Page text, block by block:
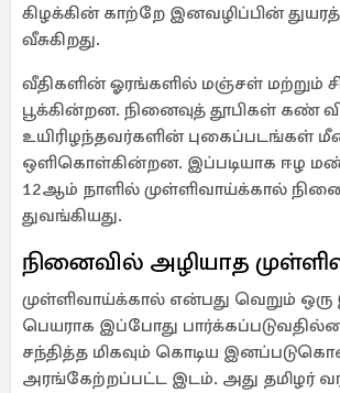
கிழக்கின் காற்றே இனவழிப்பின்
வீசுகிறது.
வீதிகளின் ஓரங்களில் மஞ்சள் மற்றும்
பூக்கின்றன. நினைவுத் தூபிகள் கண்
உயிரிழந்தவர்களின் புகைப்படங்கள்
ஒளிகொள்கின்றன. இப்படியாக ஈழ
12ஆம் நாளில் முள்ளிவாய்க்கால்
துவங்கியது.
நினைவில் அழியாத
முள்ளிவாய்க்கால் என்பது வெறும்
பெயராக இப்போது
சந்தித்த மிகவும் கொடிய
அரங்கேற்றப்பட்ட இடம். அது தமிழர்